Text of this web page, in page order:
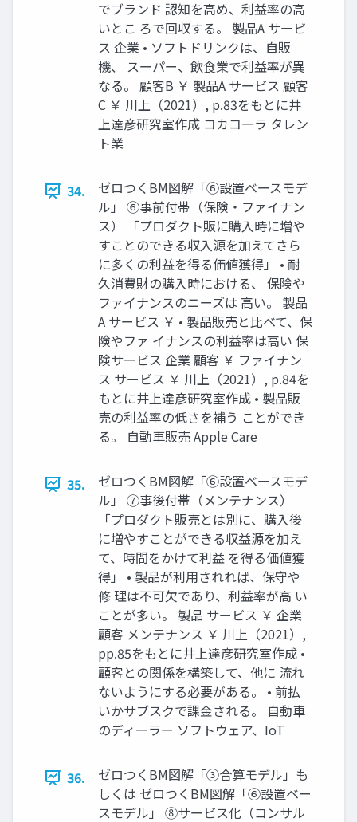
でブランド 認知を高め、利益率の高
いとこ ろで回収する。 製品A サービ
ス 企業 • ソフトドリンクは、自販
機、 スーパー、飲食業で利益率が異
なる。 顧客B ￥ 製品A サービス 顧客
C ￥ 川上（2021）, p.83をもとに井
上達彦研究室作成 コカコーラ タレン
ト業
34.
ゼロつくBM図解「⑥設置ベースモデ
ル」 ⑥事前付帯（保険・ファイナン
ス） 「プロダクト販に購入時に増や
すことのできる収入源を加えてさら
に多くの利益を得る価値獲得」 • 耐
久消費財の購入時における、 保険や
ファイナンスのニーズは 高い。 製品
A サービス ￥ • 製品販売と比べて、保
険やファ イナンスの利益率は高い 保
険サービス 企業 顧客 ￥ ファイナン
ス サービス ￥ 川上（2021）, p.84を
もとに井上達彦研究室作成 • 製品販
売の利益率の低さを補う ことができ
る。 自動車販売 Apple Care
35.
ゼロつくBM図解「⑥設置ベースモデ
ル」 ⑦事後付帯（メンテナンス）
「プロダクト販売とは別に、購入後
に増やすことができる収益源を加え
て、時間をかけて利益 を得る価値獲
得」 • 製品が利用されれば、保守や
修 理は不可欠であり、利益率が高 い
ことが多い。 製品 サービス ￥ 企業
顧客 メンテナンス ￥ 川上（2021）,
pp.85をもとに井上達彦研究室作成 •
顧客との関係を構築して、他に 流れ
ないようにする必要がある。 • 前払
いかサブスクで課金される。 自動車
のディーラー ソフトウェア、IoT
36.
ゼロつくBM図解「③合算モデル」も
しくは ゼロつくBM図解「⑥設置ベー
スモデル」 ⑧サービス化（コンサル